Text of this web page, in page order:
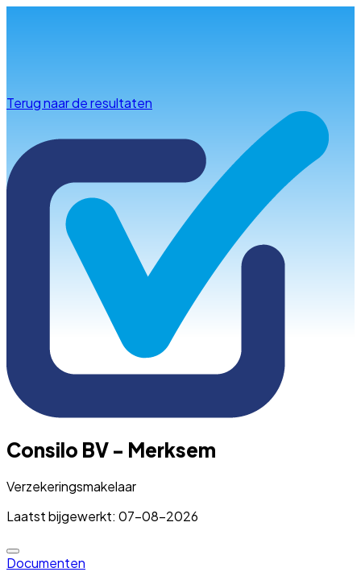
Terug naar de resultaten
Consilo BV - Merksem
Verzekeringsmakelaar
Laatst bijgewerkt: 07-08-2026
Documenten